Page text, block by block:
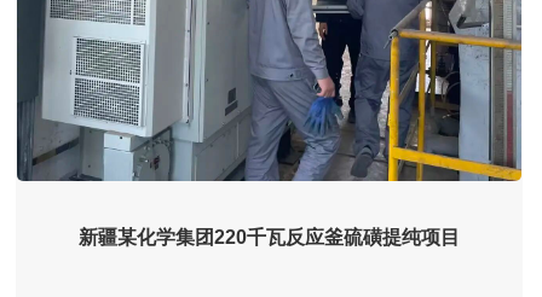
新疆某化学集团220千瓦反应釜硫磺提纯项目